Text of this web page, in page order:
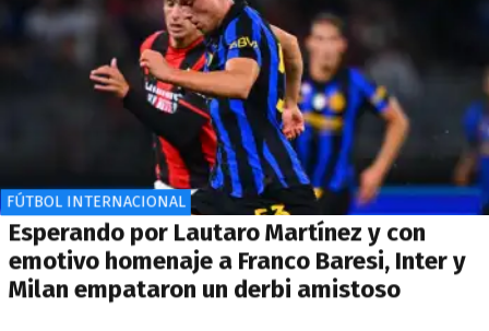
FÚTBOL INTERNACIONAL
Esperando por Lautaro Martínez y con
emotivo homenaje a Franco Baresi, Inter y
Milan empataron un derbi amistoso